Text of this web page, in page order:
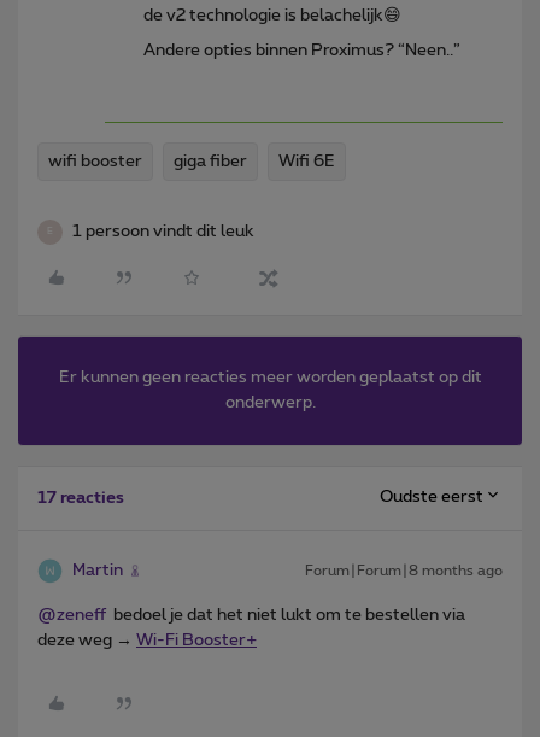
de v2 technologie is belachelijk😄
Andere opties binnen Proximus? “Neen..”
wifi booster giga fiber Wifi 6E
1 persoon vindt dit leuk
Er kunnen geen reacties meer worden geplaatst op dit
onderwerp.
17 reacties Oudste eerst
Martin Forum|Forum|8 months ago
@zeneff bedoel je dat het niet lukt om te bestellen via
deze weg → Wi-Fi Booster+